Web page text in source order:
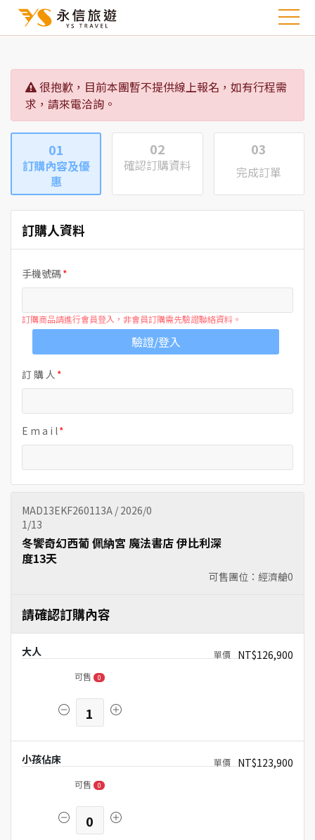
很抱歉，目前本團暫不提供線上報名，如有行程需
求，請來電洽詢。
01
訂購內容及優
惠
02
確認訂購資料
03
完成訂單
訂購人資料
手機號碼
訂購商品請進行會員登入，非會員訂購需先驗證聯絡資料。
驗證/登入
訂 購 人
E m a i l
MAD13EKF260113A / 2026/0
1/13
可售團位：經濟艙0
冬饗奇幻西葡 佩納宮 魔法書店 伊比利深
度13天
請確認訂購內容
大人 NT$126,900
可售 0
1
小孩佔床 NT$123,900
可售 0
0